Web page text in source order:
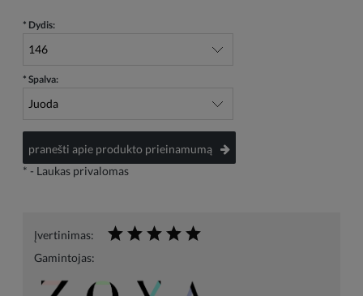
* Dydis:
* Spalva:
pranešti apie produkto prieinamumą
* - Laukas privalomas
Įvertinimas:
Gamintojas: